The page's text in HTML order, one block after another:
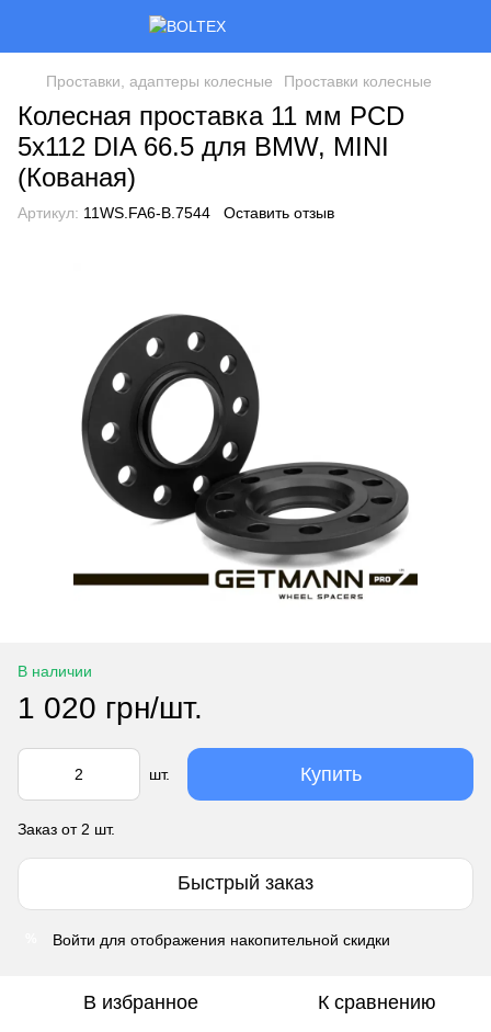
Проставки, адаптеры колесные Проставки колесные
Колесная проставка 11 мм PCD
5x112 DIA 66.5 для BMW, MINI
(Кованая)
Артикул: 11WS.FA6-B.7544 Оставить отзыв
В наличии
1 020 грн/шт.
шт. Купить
Заказ от 2 шт.
Быстрый заказ
Войти для отображения накопительной скидки
В избранное К сравнению